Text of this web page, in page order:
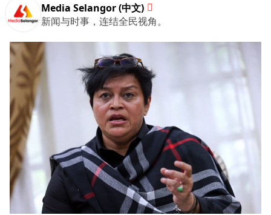
Media Selangor (中文)
新闻与时事，连结全民视角。